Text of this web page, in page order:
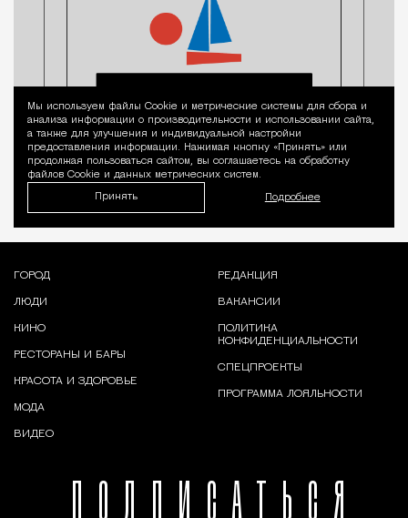
Уведомление
Мы используем файлы Сookie и метрические системы для сбора и
анализа информации о производительности и использовании сайта,
а также для улучшения и индивидуальной настройки
предоставления информации. Нажимая кнопку «Принять» или
продолжая пользоваться сайтом, вы соглашаетесь на обработку
файлов Cookie и данных метрических систем.
Принять Подробнее
ПОДПИСАТЬСЯ
ГОРОД
ЛЮДИ
КИНО
РЕСТОРАНЫ И БАРЫ
КРАСОТА И ЗДОРОВЬЕ
МОДА
ВИДЕО
РЕДАКЦИЯ
ВАКАНСИИ
ПОЛИТИКА
КОНФИДЕНЦИАЛЬНОСТИ
СПЕЦПРОЕКТЫ
ПРОГРАММА ЛОЯЛЬНОСТИ